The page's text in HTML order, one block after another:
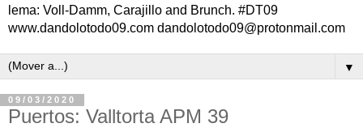
lema: Voll-Damm, Carajillo and Brunch. #DT09
www.dandolotodo09.com dandolotodo09@protonmail.com
▼
09/03/2020
Puertos: Valltorta APM 39